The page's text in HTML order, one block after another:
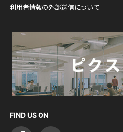
利用者情報の外部送信について
FIND US ON